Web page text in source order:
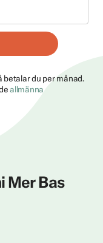
betalar du per månad.
allmänna
Mer Bas